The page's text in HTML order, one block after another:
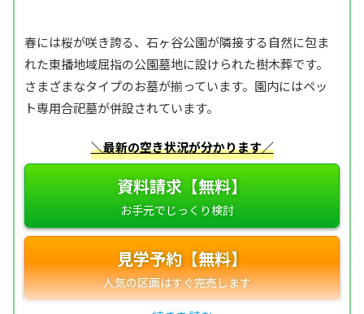
春には桜が咲き誇る、石ヶ谷公園が隣接する自然に包ま
れた東播地域屈指の公園墓地に設けられた樹木葬です。
さまざまなタイプのお墓が揃っています。園内にはペッ
ト専用合祀墓が併設されています。
＼最新の空き状況が分かります／
資料請求【無料】
見学予約【無料】